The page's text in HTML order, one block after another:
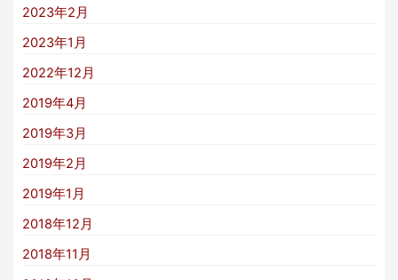
2023年2月
2023年1月
2022年12月
2019年4月
2019年3月
2019年2月
2019年1月
2018年12月
2018年11月